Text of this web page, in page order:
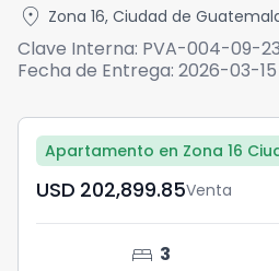
location_on Zona 16, Ciudad de
Clave Interna: PVA-004-09-
Fecha de Entrega: 2026-03-15
Apartamento en Zona 16
USD	202,899.85Venta
bed 3